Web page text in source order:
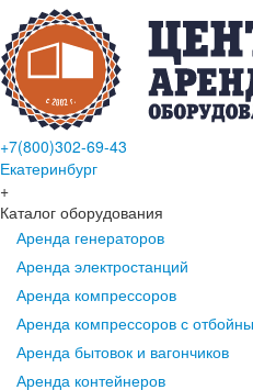
+7(800)302-69-43
Екатеринбург
+
Каталог оборудования
Аренда генераторов
Аренда электростанций
Аренда компрессоров
Аренда компрессоров с
Аренда бытовок и вагончиков
Аренда контейнеров